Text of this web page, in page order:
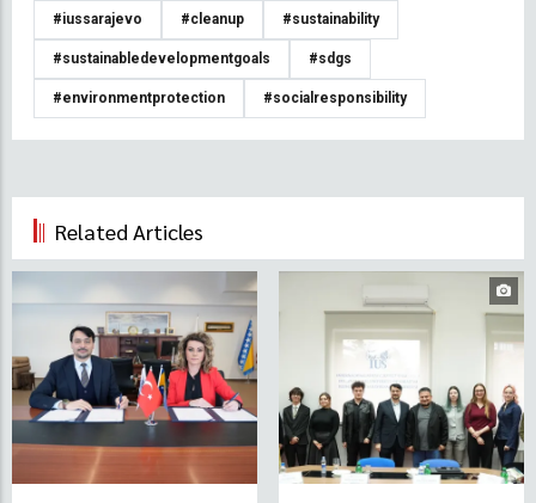
#iussarajevo #cleanup #sustainability
#sustainabledevelopmentgoals #sdgs
#environmentprotection #socialresponsibility
Related Articles